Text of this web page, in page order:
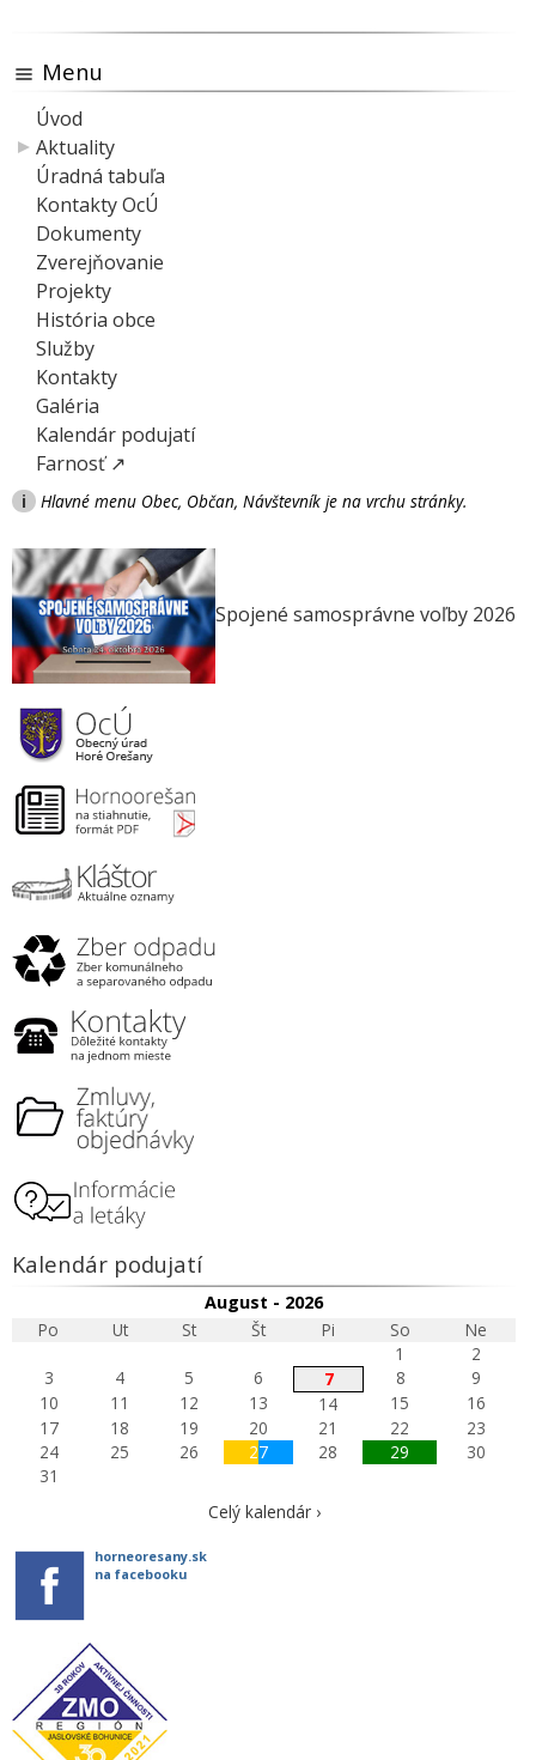
Menu
Úvod
Aktuality
Úradná tabuľa
Kontakty OcÚ
Dokumenty
Zverejňovanie
Projekty
História obce
Služby
Kontakty
Galéria
Kalendár podujatí
Farnosť ↗
i Hlavné menu Obec, Občan, Návštevník je na vrchu stránky.
Spojené samosprávne voľby 2026
Kalendár podujatí
August - 2026
Po
Ut St Št Pi So
Ne
1
2
3
4 5 6 7 8
9
10
11 12 13 14 15
16
17
18 19 20 21 22
23
24
25 26 27 28 29
30
31
Celý kalendár ›
horneoresany.sk
na facebooku